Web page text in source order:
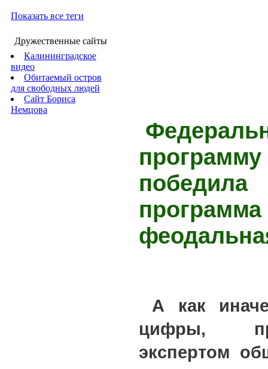
Показать все теги
Дружественные сайты
Калининградское
видео
Обитаемый остров
для свободных людей
Сайт Бориса
Немцова
программу
победила
программа
А как
цифры,
экспертом